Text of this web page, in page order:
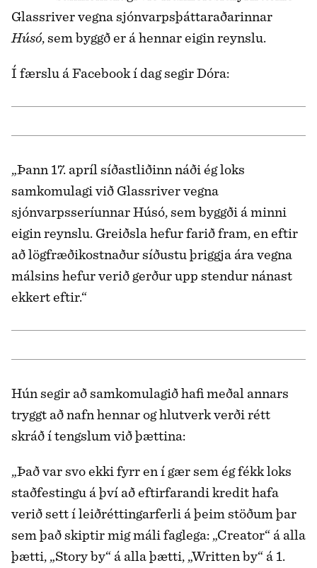
Glassriver vegna sjónvarpsþáttaraðarinnar
Húsó, sem byggð er á hennar eigin reynslu.
Í færslu á Facebook í dag segir Dóra:
„Þann 17. apríl síðastliðinn náði ég loks
samkomulagi við Glassriver vegna
sjónvarpsseríunnar Húsó, sem byggði á minni
eigin reynslu. Greiðsla hefur farið fram, en eftir
að lögfræðikostnaður síðustu þriggja ára vegna
málsins hefur verið gerður upp stendur nánast
ekkert eftir.“
Hún segir að samkomulagið hafi meðal annars
tryggt að nafn hennar og hlutverk verði rétt
skráð í tengslum við þættina:
„Það var svo ekki fyrr en í gær sem ég fékk loks
staðfestingu á því að eftirfarandi kredit hafa
verið sett í leiðréttingarferli á þeim stöðum þar
sem það skiptir mig máli faglega: „Creator“ á alla
þætti, „Story by“ á alla þætti, „Written by“ á 1.